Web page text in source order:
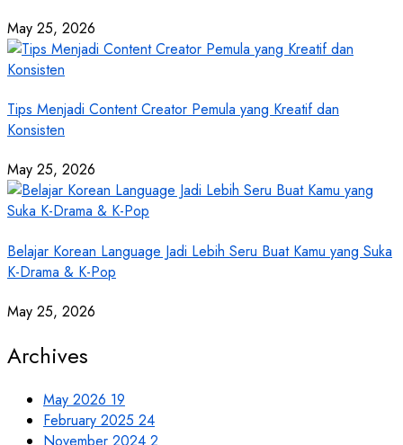
May 25, 2026
Tips Menjadi Content Creator Pemula yang Kreatif dan
Konsisten
May 25, 2026
Belajar Korean Language Jadi Lebih Seru Buat Kamu yang Suka
K-Drama & K-Pop
May 25, 2026
Archives
May 2026 19
February 2025 24
November 2024 2